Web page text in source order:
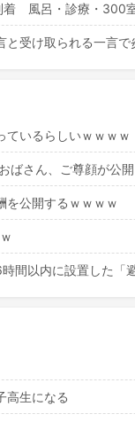
着 風呂・診療・300
と受け取られる一言
ているらしいｗｗｗｗ
ばさん、ご尊顔が公
を公開するｗｗｗｗ
間以内に設置した「
高生になる